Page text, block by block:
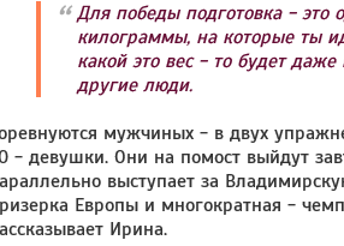
Для победы подготовка - это
килограммы, на которые ты
какой это вес - то будет
другие люди.
мужчиных - в двух
- девушки. Они на помост выйдут
выступает за
Европы и многократная -
Ирина.